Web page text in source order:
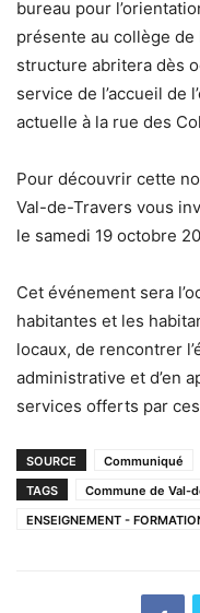
bureau pour
présente au collège
structure abritera dès
service de l’accueil de
actuelle à la rue des
Pour découvrir cette
Val-de-Travers vous
le samedi 19 octobre
Cet événement sera
habitantes et les
locaux, de rencontrer
administrative et d’en
services offerts par
SOURCE
Communiqué
TAGS
Commune de Val-
ENSEIGNEMENT -